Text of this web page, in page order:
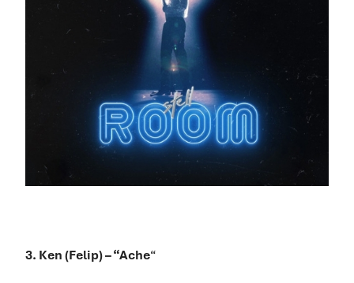
3. Ken (Felip) – “Ache“